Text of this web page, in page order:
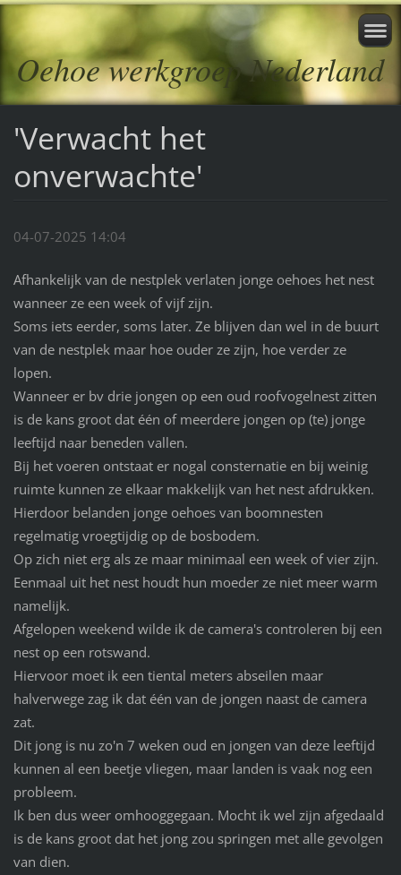
Oehoe werkgroep Nederland
'Verwacht het
onverwachte'
04-07-2025 14:04
Afhankelijk van de nestplek verlaten jonge oehoes het nest
wanneer ze een week of vijf zijn.
Soms iets eerder, soms later. Ze blijven dan wel in de buurt
van de nestplek maar hoe ouder ze zijn, hoe verder ze
lopen.
Wanneer er bv drie jongen op een oud roofvogelnest zitten
is de kans groot dat één of meerdere jongen op (te) jonge
leeftijd naar beneden vallen.
Bij het voeren ontstaat er nogal consternatie en bij weinig
ruimte kunnen ze elkaar makkelijk van het nest afdrukken.
Hierdoor belanden jonge oehoes van boomnesten
regelmatig vroegtijdig op de bosbodem.
Op zich niet erg als ze maar minimaal een week of vier zijn.
Eenmaal uit het nest houdt hun moeder ze niet meer warm
namelijk.
Afgelopen weekend wilde ik de camera's controleren bij een
nest op een rotswand.
Hiervoor moet ik een tiental meters abseilen maar
halverwege zag ik dat één van de jongen naast de camera
zat.
Dit jong is nu zo'n 7 weken oud en jongen van deze leeftijd
kunnen al een beetje vliegen, maar landen is vaak nog een
probleem.
Ik ben dus weer omhooggegaan. Mocht ik wel zijn afgedaald
is de kans groot dat het jong zou springen met alle gevolgen
van dien.